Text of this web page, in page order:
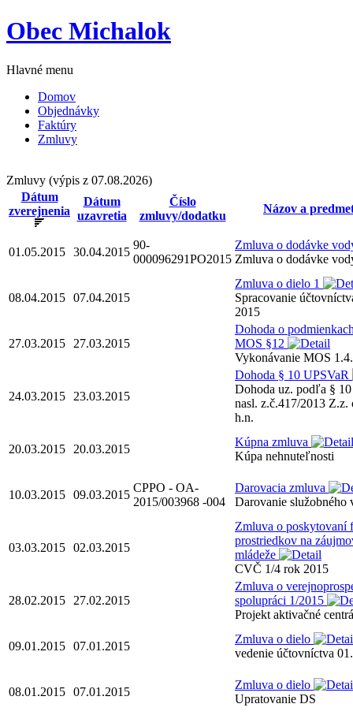
Obec Michalok
Hlavné menu
Domov
Objednávky
Faktúry
Zmluvy
Zmluvy (výpis z 07.08.2026)
Dátum
zverejnenia
Dátum
uzavretia
Číslo
zmluvy/dodatku
Názov a
01.05.2015 30.04.2015
90-
000096291PO2015
Zmluva o dodávke
Zmluva o dodávke
08.04.2015 07.04.2015
Zmluva o dielo 1
Spracovanie
2015
27.03.2015 27.03.2015
Dohoda o
MOS §12
Vykonávanie MOS
24.03.2015 23.03.2015
Dohoda § 10 UPSVaR
Dohoda uz. podľa § 10
nasl. z.č.417/2013 Z.z.
h.n.
20.03.2015 20.03.2015
Kúpna zmluva
Kúpa nehnuteľnosti
10.03.2015 09.03.2015
CPPO - OA-
2015/003968 -004
Darovacia zmluva
Darovanie služobného
03.03.2015 02.03.2015
Zmluva o poskytovaní
prostriedkov na
mládeže
CVČ 1/4 rok 2015
28.02.2015 27.02.2015
Zmluva o
spolupráci 1/2015
Projekt aktivačné centrá
09.01.2015 07.01.2015
Zmluva o dielo
vedenie účtovníctva
08.01.2015 07.01.2015
Zmluva o dielo
Upratovanie DS